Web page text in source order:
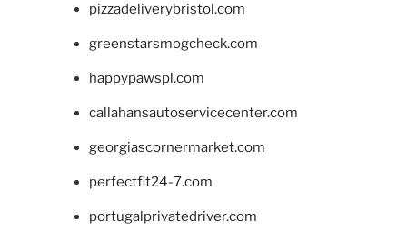
pizzadeliverybristol.com
greenstarsmogcheck.com
happypawspl.com
callahansautoservicecenter.com
georgiascornermarket.com
perfectfit24-7.com
portugalprivatedriver.com